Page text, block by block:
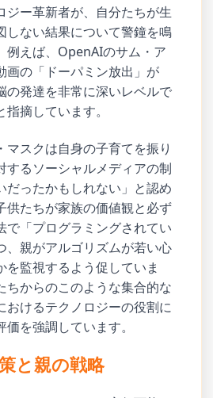
ジー革新者が、自分たちが生
しない結果について警鐘を鳴
例えば、OpenAIのサム・ア
画の「ドーパミン放出」が
の発達を非常に深いレベルで
摘しています。
マスクは自身の子育てを振り
するソーシャルメディアの制
だったかもしれない」と認め
供たちが家族の価値観と必ず
で「プログラミングされてい
、親がアルゴリズムが若い心
を監視するよう促していま
ちからのこのような集合的な
おけるテクノロジーの役割に
を強調しています。
と親の戦略